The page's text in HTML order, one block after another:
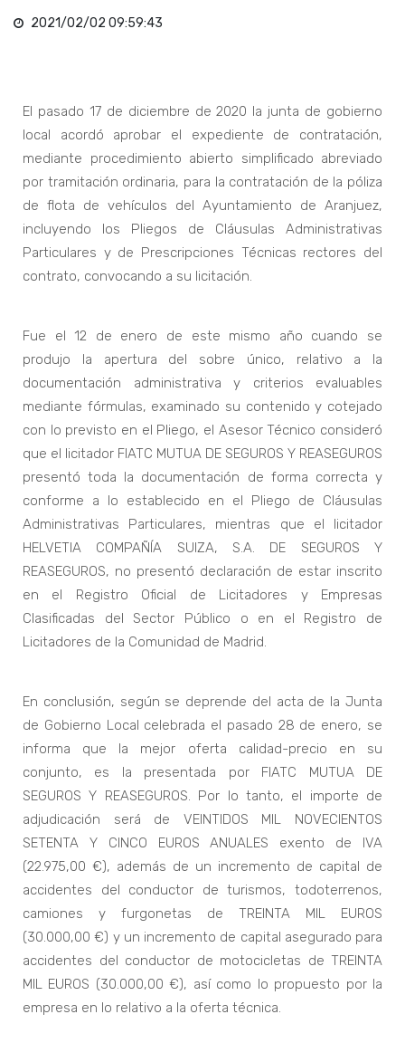
2021/02/02 09:59:43
El pasado 17 de diciembre de 2020 la junta de gobierno
local acordó aprobar el expediente de contratación,
mediante procedimiento abierto simplificado abreviado
por tramitación ordinaria, para la contratación de la póliza
de flota de vehículos del Ayuntamiento de Aranjuez,
incluyendo los Pliegos de Cláusulas Administrativas
Particulares y de Prescripciones Técnicas rectores del
contrato, convocando a su licitación.
Fue el 12 de enero de este mismo año cuando se
produjo la apertura del sobre único, relativo a la
documentación administrativa y criterios evaluables
mediante fórmulas, examinado su contenido y cotejado
con lo previsto en el Pliego, el Asesor Técnico consideró
que el licitador FIATC MUTUA DE SEGUROS Y REASEGUROS
presentó toda la documentación de forma correcta y
conforme a lo establecido en el Pliego de Cláusulas
Administrativas Particulares, mientras que el licitador
HELVETIA COMPAÑÍA SUIZA, S.A. DE SEGUROS Y
REASEGUROS, no presentó declaración de estar inscrito
en el Registro Oficial de Licitadores y Empresas
Clasificadas del Sector Público o en el Registro de
Licitadores de la Comunidad de Madrid.
En conclusión, según se deprende del acta de la Junta
de Gobierno Local celebrada el pasado 28 de enero, se
informa que la mejor oferta calidad-precio en su
conjunto, es la presentada por FIATC MUTUA DE
SEGUROS Y REASEGUROS. Por lo tanto, el importe de
adjudicación será de VEINTIDOS MIL NOVECIENTOS
SETENTA Y CINCO EUROS ANUALES exento de IVA
(22.975,00 €), además de un incremento de capital de
accidentes del conductor de turismos, todoterrenos,
camiones y furgonetas de TREINTA MIL EUROS
(30.000,00 €) y un incremento de capital asegurado para
accidentes del conductor de motocicletas de TREINTA
MIL EUROS (30.000,00 €), así como lo propuesto por la
empresa en lo relativo a la oferta técnica.